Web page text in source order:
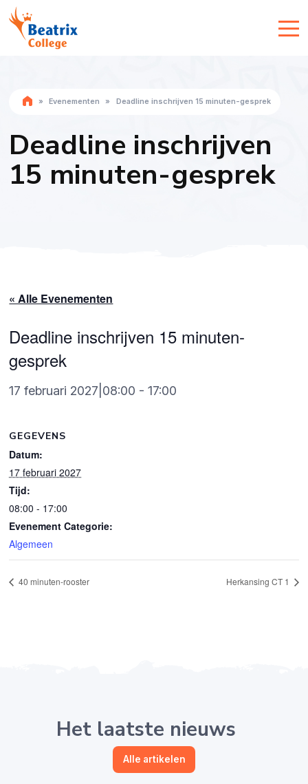
» Evenementen » Deadline inschrijven 15 minuten-gesprek
Deadline inschrijven
15 minuten-gesprek
« Alle Evenementen
Deadline inschrijven 15 minuten-
gesprek
17 februari 2027|08:00 -17:00
GEGEVENS
Datum:
17 februari 2027
Tijd:
08:00 - 17:00
Evenement Categorie:
Algemeen
40 minuten-rooster Herkansing CT 1
Het laatste nieuws
Alle artikelen